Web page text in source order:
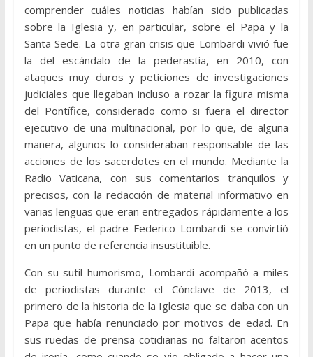
comprender cuáles noticias habían sido publicadas
sobre la Iglesia y, en particular, sobre el Papa y la
Santa Sede. La otra gran crisis que Lombardi vivió fue
la del escándalo de la pederastia, en 2010, con
ataques muy duros y peticiones de investigaciones
judiciales que llegaban incluso a rozar la figura misma
del Pontífice, considerado como si fuera el director
ejecutivo de una multinacional, por lo que, de alguna
manera, algunos lo consideraban responsable de las
acciones de los sacerdotes en el mundo. Mediante la
Radio Vaticana, con sus comentarios tranquilos y
precisos, con la redacción de material informativo en
varias lenguas que eran entregados rápidamente a los
periodistas, el padre Federico Lombardi se convirtió
en un punto de referencia insustituible.
Con su sutil humorismo, Lombardi acompañó a miles
de periodistas durante el Cónclave de 2013, el
primero de la historia de la Iglesia que se daba con un
Papa que había renunciado por motivos de edad. En
sus ruedas de prensa cotidianas no faltaron acentos